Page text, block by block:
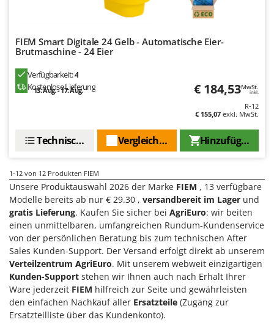
Schnitzer
Shark
Shindaiwa
Simatech
Skil
Smartwood
Smeg
Snapper
Solidur
Spice Electronics
Spiralmac
Spring Protezione
Spyro
FIEM Smart Digitale 24 Gelb - Automatische Eier-
Brutmaschine - 24 Eier
Verfügbarkeit:4
Kostenlose Lieferung
13. Aug. - 17. Aug. € 184,53MwSt.
inkl.
R-12
€ 155,07 exkl. MwSt.
Hinzufügen
Vergleichen Sie
Technische Daten
1-12 von 12 Produkten FIEM
Unsere Produktauswahl 2026 der Marke FIEM , 13 verfügbare
Modelle bereits ab nur € 29.30 , versandbereit im Lager und
gratis Lieferung. Kaufen Sie sicher bei AgriEuro: wir beiten
einen unmittelbaren, umfangreichen Rundum-Kundenservice
von der persönlichen Beratung bis zum technischen After
Sales Kunden-Support. Der Versand erfolgt direkt ab unserem
Verteilzentrum AgriEuro. Mit unserem webweit einzigartigen
Kunden-Support stehen wir Ihnen auch nach Erhalt Ihrer
Ware jederzeit FIEM hilfreich zur Seite und gewährleisten
den einfachen Nachkauf aller Ersatzteile (Zugang zur
Ersatzteilliste über das Kundenkonto).